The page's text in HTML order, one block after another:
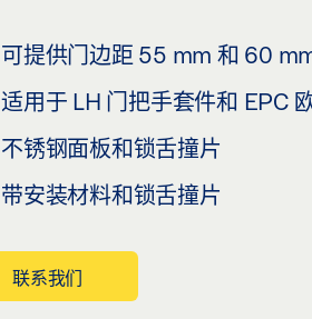
可提供门边距 55 mm 和 60
适用于 LH 门把手套件和 EPC
不锈钢面板和锁舌撞片
带安装材料和锁舌撞片
联系我们